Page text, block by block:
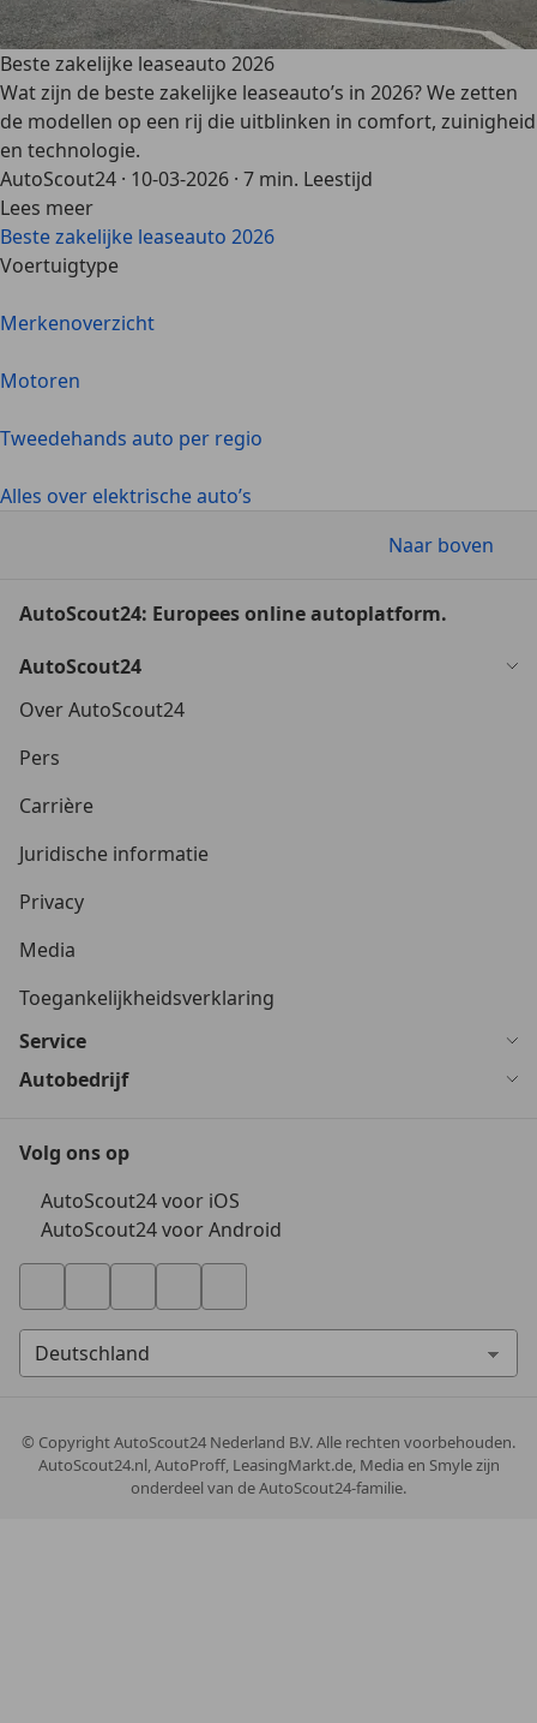
Beste zakelijke leaseauto 2026
Wat zijn de beste zakelijke leaseauto’s in 2026? We zetten
de modellen op een rij die uitblinken in comfort, zuinigheid
en technologie.
AutoScout24 · 10-03-2026 · 7 min. Leestijd
Lees meer
Beste zakelijke leaseauto 2026
Voertuigtype
Merkenoverzicht
Motoren
Tweedehands auto per regio
Alles over elektrische auto’s
Naar boven
AutoScout24: Europees online autoplatform.
AutoScout24
Over AutoScout24
Pers
Carrière
Juridische informatie
Privacy
Media
Toegankelijkheidsverklaring
Service
Autobedrijf
Volg ons op
AutoScout24 voor iOS
AutoScout24 voor Android
© CopyrightAutoScout24 Nederland B.V. Alle rechten voorbehouden.
AutoScout24.nl, AutoProff, LeasingMarkt.de, Media en Smyle zijn
onderdeel van de AutoScout24-familie.